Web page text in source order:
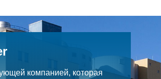
компанией, которая